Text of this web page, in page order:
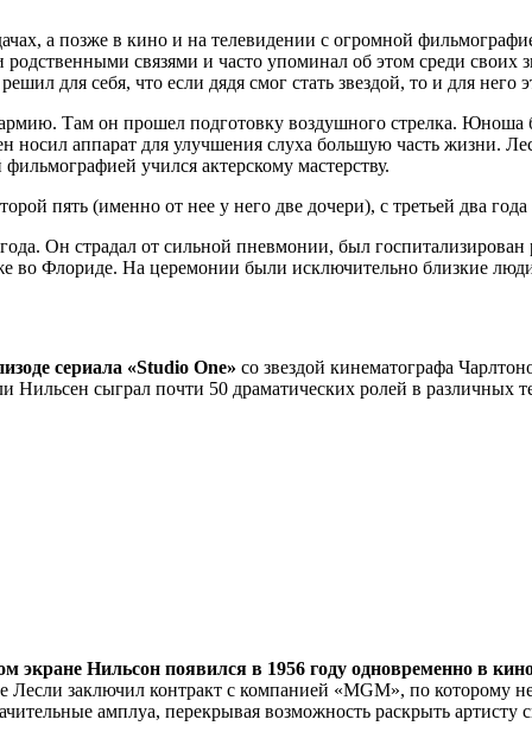
а позже в кино и на телевидении с огромной
связями и часто упоминал об этом среди
для себя, что если дядя смог стать звездой, то и для него
Там он прошел подготовку воздушного стрелка. Юноша
носил аппарат для улучшения слуха большую часть жизни.
учился актерскому мастерству.
пять (именно от нее у него две дочери), с третьей два
Он страдал от сильной пневмонии, был
во Флориде. На церемонии были исключительно близкие
сериала «Studio One» со звездой кинематографа
Нильсен сыграл почти 50 драматических ролей в различных
экране Нильсон появился в 1956 году одновременно в
Лесли заключил контракт с компанией «MGM», по которому
амплуа, перекрывая возможность раскрыть